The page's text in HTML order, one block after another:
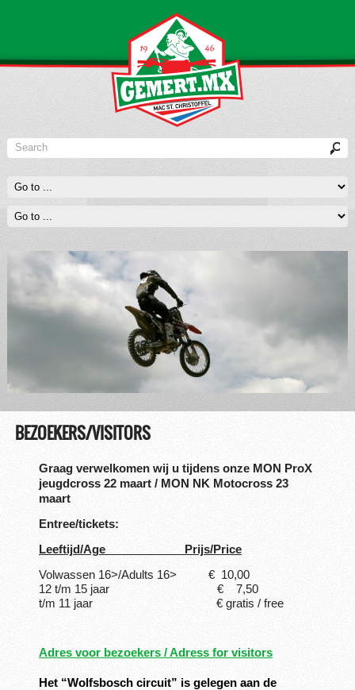
BEZOEKERS/VISITORS
Graag verwelkomen wij u tijdens onze MON ProX
jeugdcross 22 maart / MON NK Motocross 23
maart
Entree/tickets:
Leeftijd/Age Prijs/Price
Volwassen 16>/Adults 16> € 10,00
12 t/m 15 jaar € 7,50
t/m 11 jaar € gratis / free
Adres voor bezoekers / Adress for visitors
Het “Wolfsbosch circuit” is gelegen aan de